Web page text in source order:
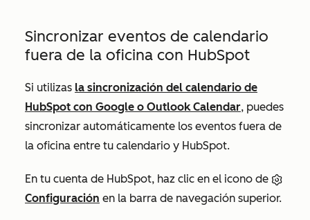
Sincronizar eventos de calendario
fuera de la oficina con HubSpot
Si utilizas la sincronización del calendario de
HubSpot con Google o Outlook Calendar, puedes
sincronizar automáticamente los eventos fuera de
la oficina entre tu calendario y HubSpot.
En tu cuenta de HubSpot, haz clic en el icono de
Configuración en la barra de navegación superior.